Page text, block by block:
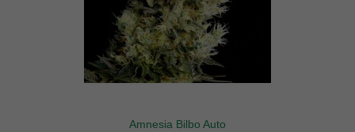
Amnesia Bilbo Auto